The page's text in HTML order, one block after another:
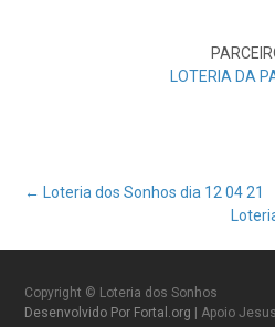
LOTERIA DA
Post
navigation
← Loteria dos Sonhos dia 12 04 21
Copyright © Loteria dos Sonhos
Desenvolvido Por Fortal.org
| Apoio